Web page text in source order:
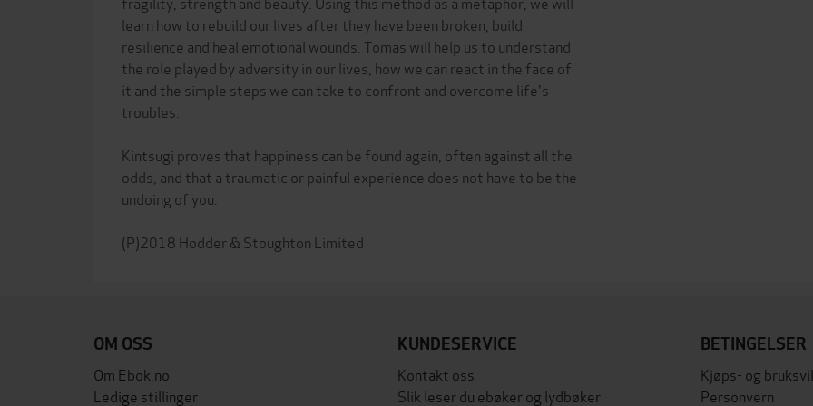
learn how to rebuild our lives after they have been broken, build
resilience and heal emotional wounds. Tomas will help us to understand
the role played by adversity in our lives, how we can react in the face of
it and the simple steps we can take to confront and overcome life's
troubles.
Kintsugi proves that happiness can be found again, often against all the
odds, and that a traumatic or painful experience does not have to be the
undoing of you.
OM OSS
Om Ebok.no
Ledige stillinger
KUNDESERVICE
Kontakt oss
Slik leser du ebøker og lydbøker
BETINGELSER
Kjøps- og
Personvern